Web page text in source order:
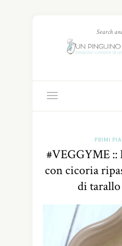
PRIMI
#VEGGYME ::
con cicoria
di tarallo